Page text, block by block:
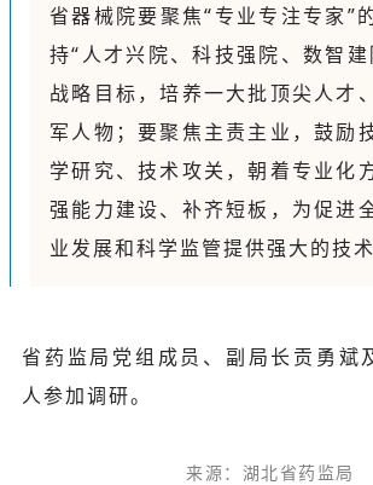
省器械院要聚焦“专业专注专家”
持“人才兴院、科技强院、数智
战略目标，培养一大批顶尖人才
军人物；要聚焦主责主业，鼓励
学研究、技术攻关，朝着专业化
强能力建设、补齐短板，为促进
业发展和科学监管提供强大的技术
省药监局党组成员、副局长贡勇斌
人参加调研。
来源： 湖北省药监局